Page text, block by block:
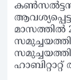
മാസത്തില്‍
ഹാബിറ്റാറ്റ്